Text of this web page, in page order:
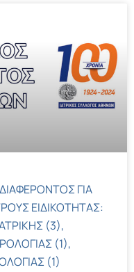
ΓΙΑ
ΕΙΔΙΚΟΤΗΤΑΣ:
(3),
(1),
(1)